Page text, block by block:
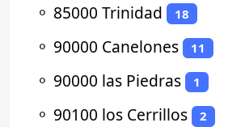
⚬ 85000 Trinidad 18
⚬ 90000 Canelones 11
⚬ 90000 las Piedras 1
⚬ 90100 los Cerrillos 2